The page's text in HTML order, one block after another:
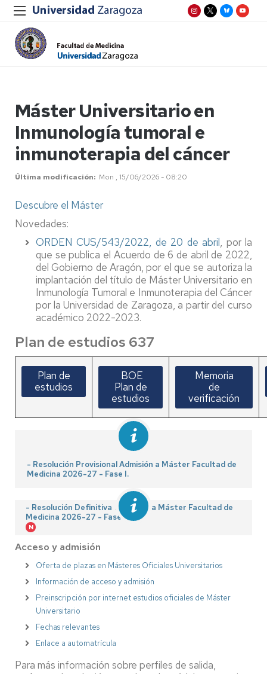
Máster Universitario en
Inmunología tumoral e
inmunoterapia del cáncer
Última modificación Mon , 15/06/2026 - 08:20
Descubre el Máster
Novedades:
ORDEN CUS/543/2022, de 20 de abril, por la
que se publica el Acuerdo de 6 de abril de 2022,
del Gobierno de Aragón, por el que se autoriza la
implantación del título de Máster Universitario en
Inmunología Tumoral e Inmunoterapia del Cáncer
por la Universidad de Zaragoza, a partir del curso
académico 2022-2023.
Plan de estudios 637
Plan de
estudios
BOE
Plan de
estudios
Memoria
de
verificación
- Resolución Provisional Admisión a Máster Facultad de
Medicina 2026-27 - Fase I.
- Resolución Definitiva Admisión a Máster Facultad de
Medicina 2026-27 - Fase I.
Acceso y admisión
Oferta de plazas en Másteres Oficiales Universitarios
Información de acceso y admisión
Preinscripción por internet estudios oficiales de Máster
Universitario
Fechas relevantes
Enlace a automatrícula
Para más información sobre perfiles de salida,